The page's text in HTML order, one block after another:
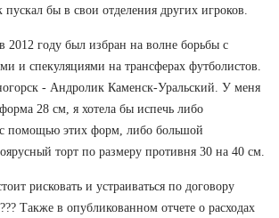
пускал бы в свои отделения других игроков.
2012 году был избран на волне борьбы с
и спекуляциями на трансферах футболистов.
- Андролик Каменск-Уральский. У меня
28 см, я хотела бы испечь либо
с помощью этих форм, либо большой
торт по размеру противня 30 на 40 см.
рисковать и устраиваться по договору
Также в опубликованном отчете о расходах